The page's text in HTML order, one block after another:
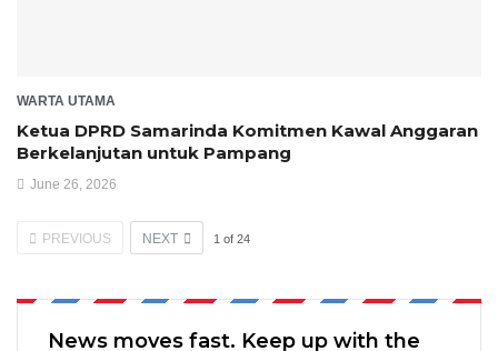
WARTA UTAMA
Ketua DPRD Samarinda Komitmen Kawal Anggaran
Berkelanjutan untuk Pampang
June 26, 2026
PREVIOUS NEXT 1 of 24
News moves fast. Keep up with the